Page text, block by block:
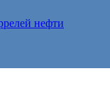
нефти